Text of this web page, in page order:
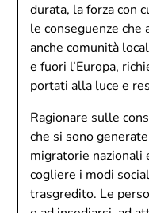
durata, la forza con
le conseguenze che
anche comunità
e fuori l’Europa,
portati alla luce e
Ragionare sulle
che si sono
migratorie nazionali
cogliere i modi
trasgredito. Le